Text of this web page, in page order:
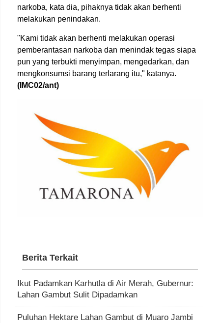
narkoba, kata dia, pihaknya tidak akan berhenti
melakukan penindakan.
"Kami tidak akan berhenti melakukan operasi
pemberantasan narkoba dan menindak tegas siapa
pun yang terbukti menyimpan, mengedarkan, dan
mengkonsumsi barang terlarang itu," katanya.
(IMC02/ant)
Berita Terkait
Ikut Padamkan Karhutla di Air Merah, Gubernur:
Lahan Gambut Sulit Dipadamkan
Puluhan Hektare Lahan Gambut di Muaro Jambi